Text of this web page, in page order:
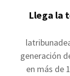
Llega la
generación
en más de